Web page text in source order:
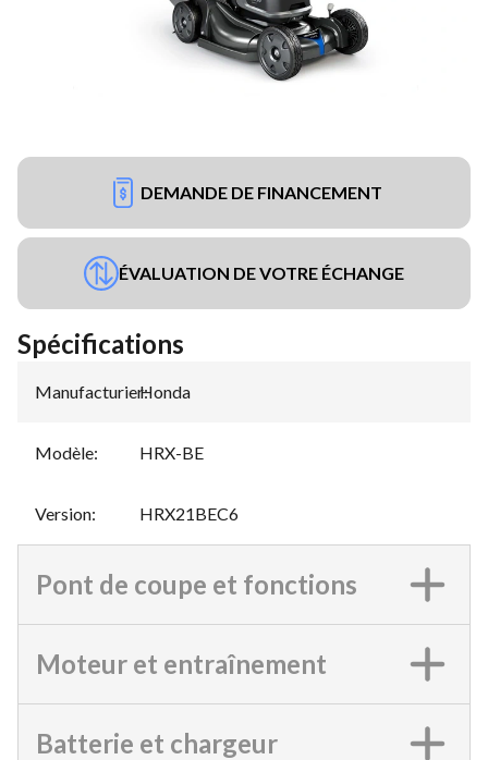
DEMANDE DE FINANCEMENT
ÉVALUATION DE VOTRE ÉCHANGE
Spécifications
Manufacturier:
Honda
Modèle: HRX-BE
Version: HRX21BEC6
Pont de coupe et fonctions
Moteur et entraînement
Batterie et chargeur